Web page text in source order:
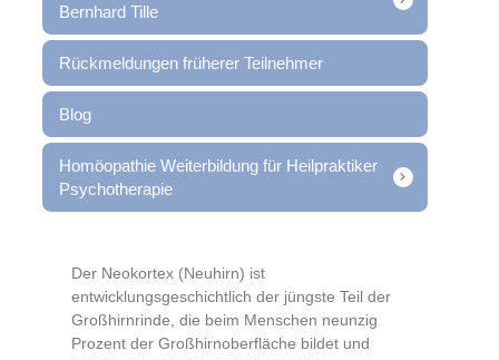
Bernhard Tille
Rückmeldungen früherer Teilnehmer
Blog
Homöopathie Weiterbildung für Heilpraktiker
Psychotherapie
Der Neokortex (Neuhirn) ist
entwicklungsgeschichtlich der jüngste Teil der
Großhirnrinde, die beim Menschen neunzig
Prozent der Großhirnoberfläche bildet und